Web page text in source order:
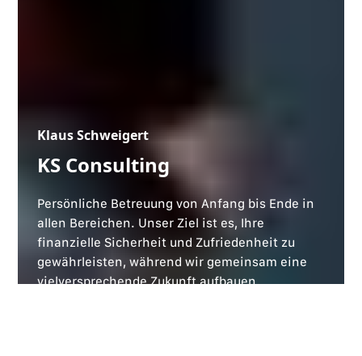
Klaus Schweigert
KS Consulting
Persönliche Betreuung von Anfang bis Ende in
allen Bereichen. Unser Ziel ist es, Ihre
finanzielle Sicherheit und Zufriedenheit zu
gewährleisten, während wir gemeinsam eine
vielversprechende Zukunft aufbauen.